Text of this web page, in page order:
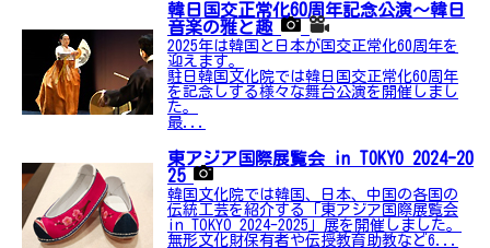
韓日国交正常化60周年記念公演〜韓日
音楽の雅と趣
2025年は韓国と日本が国交正常化60周年を
迎えます。
駐日韓国文化院では韓日国交正常化60周年
を記念しする様々な舞台公演を開催しまし
た。
最...
東アジア国際展覧会 in TOKYO 2024-20
25
韓国文化院では韓国、日本、中国の各国の
伝統工芸を紹介する「東アジア国際展覧会
in TOKYO 2024-2025」展を開催しました。
無形文化財保有者や伝授教育助教など6...